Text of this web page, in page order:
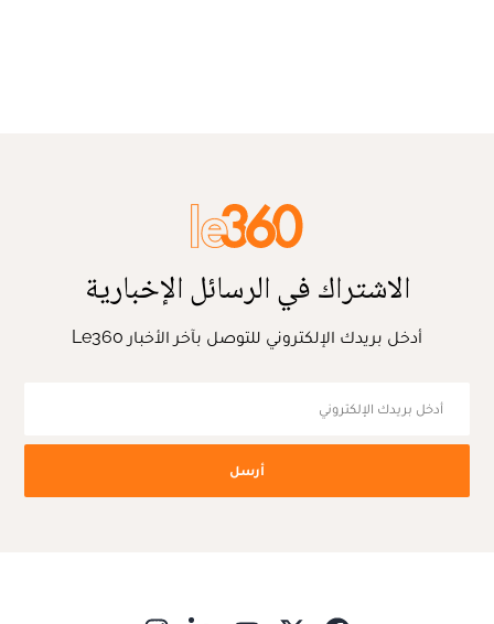
الاشتراك في الرسائل الإخبارية
أدخل بريدك الإلكتروني للتوصل بآخر الأخبار Le360
أرسل